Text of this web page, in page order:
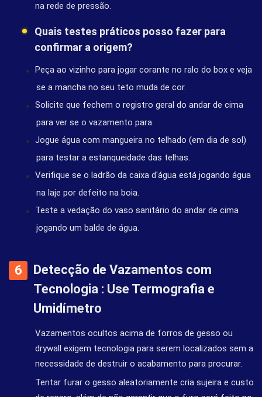
na rede de pressão.
Quais testes práticos posso fazer para
confirmar a origem?
Peça ao vizinho para jogar corante no ralo do box e veja
se a mancha no seu teto muda de cor.
Solicite que fechem o registro geral do andar de cima
para ver se o vazamento para.
Jogue água com mangueira no telhado (em dia de sol)
para testar a estanqueidade das telhas.
Verifique se o ladrão da caixa d'água está jogando água
na laje por defeito na boia.
Teste a vedação do vaso sanitário do andar de cima
jogando um balde de água.
Detecção de Vazamentos com
Tecnologia : Use Termografia e
Umidímetro
Vazamentos ocultos acima de forros de gesso ou
drywall exigem tecnologia para serem localizados sem a
necessidade de destruir o acabamento para procurar.
Tentar furar o gesso aleatoriamente cria sujeira e custo